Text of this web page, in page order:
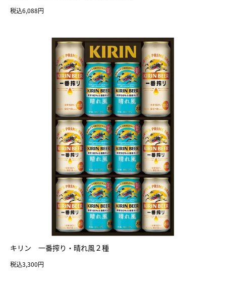
税込6,088円
キリン 一番搾り・晴れ風２種
税込3,300円